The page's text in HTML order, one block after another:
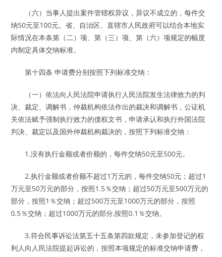
（六）当事人提出案件管辖权异议，异议不成立的，每件交
纳50元至100元。省、自治区、直辖市人民政府可以结合本地实
际情况在本条第（二）项、第（三）项、第（六）项规定的幅度
内制定具体交纳标准。
第十四条 申请费分别按照下列标准交纳：
（一）依法向人民法院申请执行人民法院发生法律效力的判
决、裁定、调解书，仲裁机构依法作出的裁决和调解书，公证机
关依法赋予强制执行效力的债权文书，申请承认和执行外国法院
判决、裁定以及国外仲裁机构裁决的，按照下列标准交纳：
1.没有执行金额或者价额的，每件交纳50元至500元。
2.执行金额或者价额不超过1万元的，每件交纳50元；超过1
万元至50万元的部分，按照1.5％交纳；超过50万元至500万元的
部分，按照1％交纳；超过500万元至1000万元的部分，按照
0.5％交纳；超过1000万元的部分,按照0.1％交纳。
3.符合民事诉讼法第五十五条第四款规定，未参加登记的权
利人向人民法院提起诉讼的，按照本项规定的标准交纳申请费，